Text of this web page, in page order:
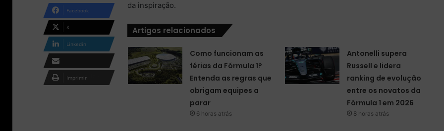
da inspiração.
Artigos relacionados
Como funcionam as
férias da Fórmula 1?
Entenda as regras que
obrigam equipes a
parar
6 horas atrás
Antonelli supera
Russell e lidera
ranking de evolução
entre os novatos da
Fórmula 1 em 2026
8 horas atrás
a
i
l
Facebook
X
Linkedin
Compartilhar via e-
mail
Imprimir